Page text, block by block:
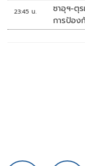
'พลตรี'
23:45 น.
ซาอุฯ-ตุ
การป้อง